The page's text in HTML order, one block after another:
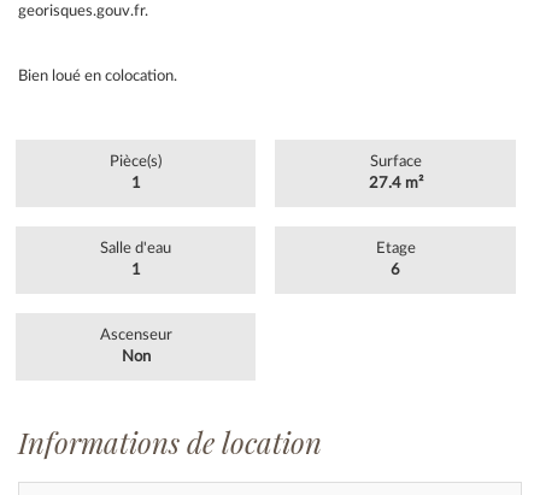
georisques.gouv.fr.
Bien loué en colocation.
Pièce(s)
1
Surface
27.4 m²
Salle d'eau
1
Etage
6
Ascenseur
Non
Informations de location